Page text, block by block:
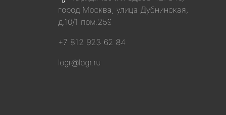
город Москва, улица Дубнинская,
д.10/1 пом.259
+7 812 923 62 84
logr@logr.ru